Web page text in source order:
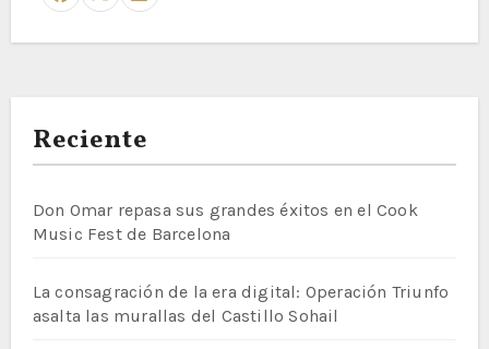
Reciente
Don Omar repasa sus grandes éxitos en el Cook
Music Fest de Barcelona
La consagración de la era digital: Operación Triunfo
asalta las murallas del Castillo Sohail